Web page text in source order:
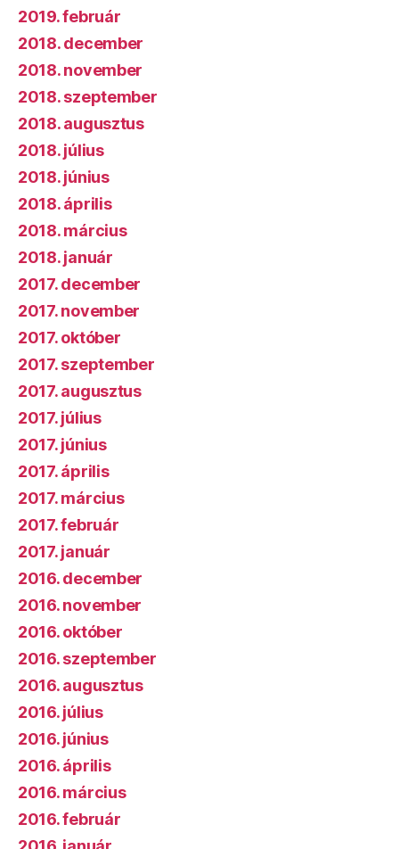
2019. február
2018. december
2018. november
2018. szeptember
2018. augusztus
2018. július
2018. június
2018. április
2018. március
2018. január
2017. december
2017. november
2017. október
2017. szeptember
2017. augusztus
2017. július
2017. június
2017. április
2017. március
2017. február
2017. január
2016. december
2016. november
2016. október
2016. szeptember
2016. augusztus
2016. július
2016. június
2016. április
2016. március
2016. február